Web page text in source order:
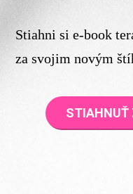
Stiahni si e-book
za svojim novým
STIAHNUŤ